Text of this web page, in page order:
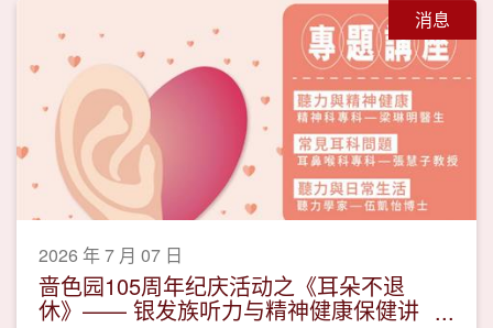
消息
2026 年 7 月 07 日
啬色园105周年纪庆活动之《耳朵不退
休》—— 银发族听力与精神健康保健讲